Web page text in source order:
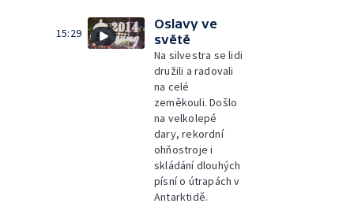
15:29
Oslavy ve
světě
Na silvestra se lidi
družili a radovali
na celé
zeměkouli. Došlo
na velkolepé
dary, rekordní
ohňostroje i
skládání dlouhých
písní o útrapách v
Antarktidě.